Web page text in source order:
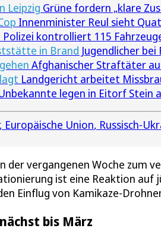
Leipzig Grüne fordern „klare
Innenminister Reul sieht
Polizei kontrolliert 115
in Brand Jugendlicher
Afghanischer Straftäter
Landgericht arbeitet
legen in Eitorf Stein
Europäische Union Russisch-
der vergangenen Woche zum
ist eine Reaktion
Einflug von Kamikaze-
bis März